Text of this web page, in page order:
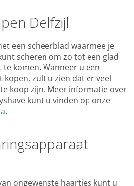
Delfzijl
een scheerblad waarmee je
scheren om zo tot een glad
komen. Wanneer u een
kopen, zult u zien dat er veel
koop zijn. Meer informatie over
kunt u vinden op onze
.
ongewenste haartjes kunt u